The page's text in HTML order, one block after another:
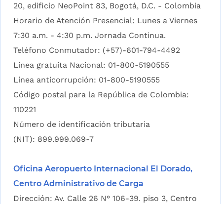
20, edificio NeoPoint 83, Bogotá, D.C. - Colombia
Horario de Atención Presencial: Lunes a Viernes
7:30 a.m. - 4:30 p.m. Jornada Continua.
Teléfono Conmutador: (+57)-601-794-4492
Linea gratuita Nacional: 01-800-5190555
Línea anticorrupción: 01-800-5190555
Código postal para la República de Colombia:
110221
Número de identificación tributaria
(NIT): 899.999.069-7
Oficina Aeropuerto Internacional El Dorado,
Centro Administrativo de Carga
Dirección: Av. Calle 26 N° 106-39. piso 3, Centro